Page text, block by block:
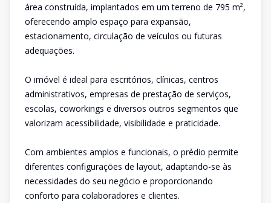
área construída, implantados em um terreno de 795 m²,
oferecendo amplo espaço para expansão,
estacionamento, circulação de veículos ou futuras
adequações.
O imóvel é ideal para escritórios, clínicas, centros
administrativos, empresas de prestação de serviços,
escolas, coworkings e diversos outros segmentos que
valorizam acessibilidade, visibilidade e praticidade.
Com ambientes amplos e funcionais, o prédio permite
diferentes configurações de layout, adaptando-se às
necessidades do seu negócio e proporcionando
conforto para colaboradores e clientes.